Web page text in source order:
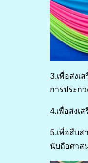
3.เพื่อส่งเ
การประก
4.เพื่อส่งเ
5.เพื่อสืบ
นับถือศาส